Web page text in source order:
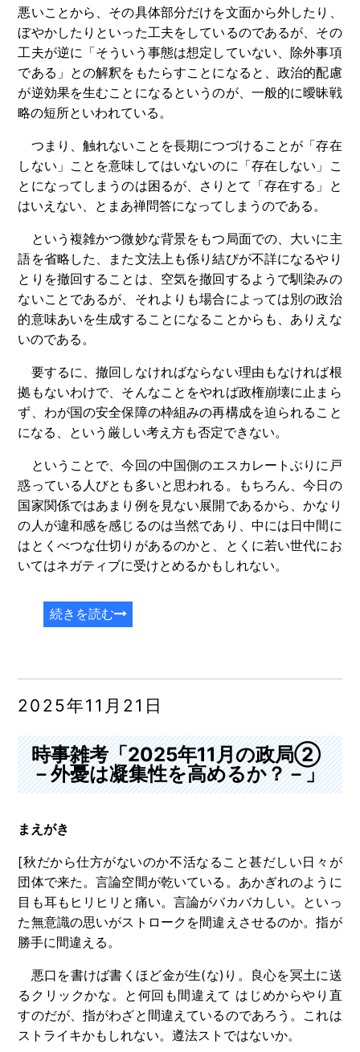
悪いことから、その具体部分だけを文面から外したり、
ぼやかしたりといった工夫をしているのであるが、その
工夫が逆に「そういう事態は想定していない、除外事項
である」との解釈をもたらすことになると、政治的配慮
が逆効果を生むことになるというのが、一般的に曖昧戦
略の短所といわれている。
つまり、触れないことを長期につづけることが「存在
しない」ことを意味してはいないのに「存在しない」こ
とになってしまうのは困るが、さりとて「存在する」と
はいえない、とまあ禅問答になってしまうのである。
という複雑かつ微妙な背景をもつ局面での、大いに主
語を省略した、また文法上も係り結びが不詳になるやり
とりを撤回することは、空気を撤回するようで馴染みの
ないことであるが、それよりも場合によっては別の政治
的意味あいを生成することになることからも、ありえな
いのである。
要するに、撤回しなければならない理由もなければ根
拠もないわけで、そんなことをやれば政権崩壊に止まら
ず、わが国の安全保障の枠組みの再構成を迫られること
になる、という厳しい考え方も否定できない。
ということで、今回の中国側のエスカレートぶりに戸
惑っている人びとも多いと思われる。もちろん、今日の
国家関係ではあまり例を見ない展開であるから、かなり
の人が違和感を感じるのは当然であり、中には日中間に
はとくべつな仕切りがあるのかと、とくに若い世代にお
いてはネガティブに受けとめるかもしれない。
続きを読む
2025年11月21日
時事雑考「2025年11月の政局②
－外憂は凝集性を高めるか？－」
まえがき
[秋だから仕方がないのか不活なること甚だしい日々が
団体で来た。言論空間が乾いている。あかぎれのように
目も耳もヒリヒリと痛い。言論がバカバカしい。といっ
た無意識の思いがストロークを間違えさせるのか。指が
勝手に間違える。
悪口を書けば書くほど金が生(な)り。良心を冥土に送
るクリックかな。と何回も間違えて はじめからやり直
すのだが、指がわざと間違えているのであろう。これは
ストライキかもしれない。遵法ストではないか。